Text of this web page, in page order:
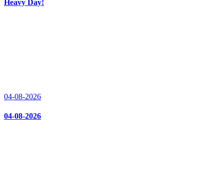
Heavy Day!
04-08-2026
04-08-2026